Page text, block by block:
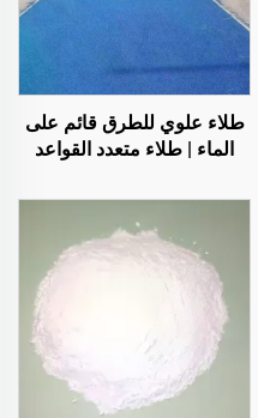
طلاء علوي للطرق قائم على
الماء | طلاء متعدد القواعد
والخارجية